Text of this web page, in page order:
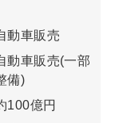
動車販売
動車販売(一部
備)
100億円